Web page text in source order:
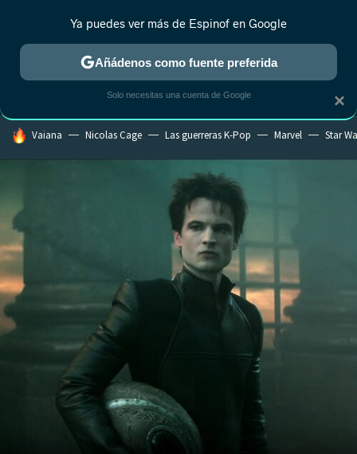
MENÚ NUEVO
ESTRENOS REALITY ANIME RANKINGS CINE
HOY SE HABLA DE
Vaiana Nicolas Cage Las guerreras K-Pop Marvel Star
×
Ya puedes ver más de Espinof en Google
Añádenos como fuente preferida
Solo necesitas una cuenta de Google